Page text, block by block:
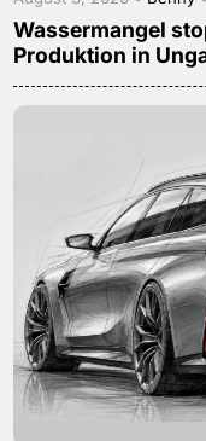
Wassermangel
Produktion in